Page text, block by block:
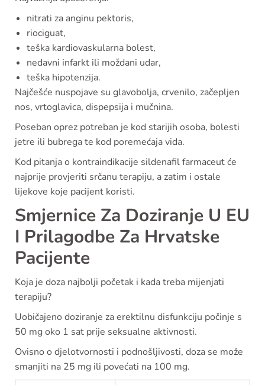
nitrati za anginu pektoris,
riociguat,
teška kardiovaskularna bolest,
nedavni infarkt ili moždani udar,
teška hipotenzija.
Najčešće nuspojave su glavobolja, crvenilo, začepljen
nos, vrtoglavica, dispepsija i mučnina.
Poseban oprez potreban je kod starijih osoba, bolesti
jetre ili bubrega te kod poremećaja vida.
Kod pitanja o kontraindikacije sildenafil farmaceut će
najprije provjeriti srčanu terapiju, a zatim i ostale
lijekove koje pacijent koristi.
Smjernice Za Doziranje U EU
I Prilagodbe Za Hrvatske
Pacijente
Koja je doza najbolji početak i kada treba mijenjati
terapiju?
Uobičajeno doziranje za erektilnu disfunkciju počinje s
50 mg oko 1 sat prije seksualne aktivnosti.
Ovisno o djelotvornosti i podnošljivosti, doza se može
smanjiti na 25 mg ili povećati na 100 mg.